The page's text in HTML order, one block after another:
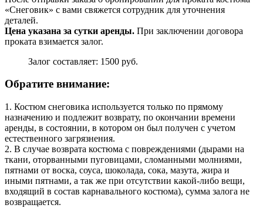
«Снеговик» с вами свяжется сотрудник для уточнения
деталей.
Цена указана за сутки аренды. При заключении договора
проката взимается залог.
Залог составляет: 1500 руб.
Обратите внимание:
1. Костюм снеговика используется только по прямому
назначению и подлежит возврату, по окончании времени
аренды, в состоянии, в котором он был получен с учетом
естественного загрязнения.
2. В случае возврата костюма с повреждениями (дырами на
ткани, оторванными пуговицами, сломанными молниями,
пятнами от воска, соуса, шоколада, сока, мазута, жира и
иными пятнами, а так же при отсутствии какой-либо вещи,
входящий в состав карнавального костюма), сумма залога не
возвращается.